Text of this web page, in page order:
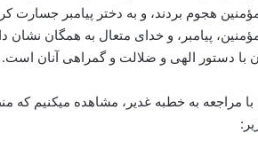
هجوم بردند، و به دختر پیامبر جسارت
پیامبر، و خدای متعال به همگان
با دستور الهی و ضلالت و گمراهی آنان است.
با مراجعه به خطبه غدیر، مشاهده میکنیم